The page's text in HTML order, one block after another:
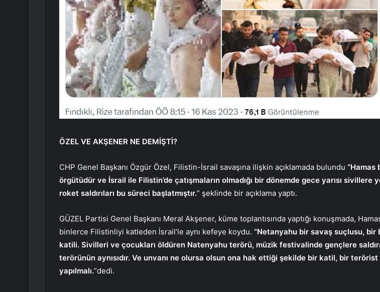
ÖZEL VE ​​AKŞENER NE DEMİŞTİ?
CHP Genel Başkanı Özgür Özel, Filistin-İsrail savaşına ilişkin açıklamada bulundu “Hamas
örgütüdür ve İsrail ile Filistin’de çatışmaların olmadığı bir dönemde gece yarısı sivillere
roket saldırıları bu süreci başlatmıştır.” şeklinde bir açıklama yaptı.
GÜZEL Partisi Genel Başkanı Meral Akşener, küme toplantısında yaptığı konuşmada,
binlerce Filistinliyi katleden İsrail’le aynı kefeye koydu. “Netanyahu bir savaş suçlusu, bir
katili. Sivilleri ve çocukları öldüren Natenyahu terörü, müzik festivalinde gençlere
terörünün aynısıdır. Ve unvanı ne olursa olsun ona hak ettiği şekilde bir katil, bir
yapılmalı.“dedi.